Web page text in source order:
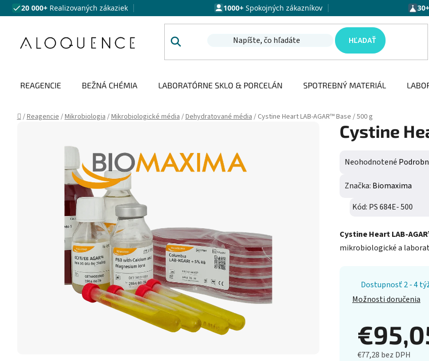
Prejsť na obsah
20 000+ Realizovaných zákaziek 1000+Spokojných zákazníkov 30+
HĽADAŤ
REAGENCIE BEŽNÁ CHÉMIA LABORATÓRNE SKLO & PORCELÁN SPOTREBNÝ MATERIÁL
Domov
/Reagencie /Mikrobiologia /Mikrobiologické média /Dehydratované média / Cystine Heart LAB-AGAR™ Base / 500 g
Cystine
Priemerné hodnotenie
Neohodnotené
Značka: Biomaxima
Kód: PS 684E- 500
Cystine Heart LAB-
mikrobiologické a
Dostupnosť 2 - 4
Možnosti doručenia
€77,28 bez DPH